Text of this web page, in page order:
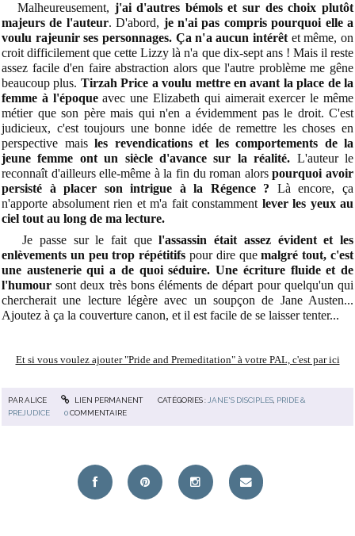
Malheureusement, j'ai d'autres bémols et sur des choix plutôt
majeurs de l'auteur. D'abord, je n'ai pas compris pourquoi elle a
voulu rajeunir ses personnages. Ça n'a aucun intérêtet même, on
croit difficilement que cette Lizzy là n'a que dix-sept ans ! Mais il reste
assez facile d'en faire abstraction alors que l'autre problème me gêne
beaucoup plus. Tirzah Price a voulu mettre en avant la place de la
femme à l'époqueavec une Elizabeth qui aimerait exercer le même
métier que son père mais qui n'en a évidemment pas le droit. C'est
judicieux, c'est toujours une bonne idée de remettre les choses en
perspective mais les revendications et les comportements de la
jeune femme ont un siècle d'avance sur la réalité. L'auteur le
reconnaît d'ailleurs elle-même à la fin du roman alorspourquoi avoir
persisté à placer son intrigue à la Régence ? Là encore, ça
n'apporte absolument rien et m'a fait constamment lever les yeux au
ciel tout au long de ma lecture.
Je passe sur le fait quel'assassin était assez évident et les
enlèvements un peu trop répétitifs pour dire quemalgré tout, c'est
une austenerie qui a de quoi séduire. Une écriture fluide et de
l'humour sont deux très bons éléments de départ pour quelqu'un qui
chercherait une lecture légère avec un soupçon de Jane Austen...
Ajoutez à ça la couverture canon, et il est facile de se laisser tenter...
Et si vous voulez ajouter "Pride and Premeditation" à votre PAL, c'est par ici
PARALICE LIEN PERMANENT CATÉGORIES : JANE'S DISCIPLES PRIDE &
PREJUDICE
0 COMMENTAIRE